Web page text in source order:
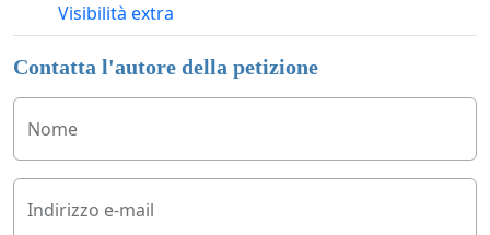
Visibilità extra
Contatta l'autore della petizione
Nome
Indirizzo e-mail